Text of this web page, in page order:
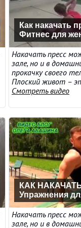
Как накачать
Фитнес для
Накачать пресс
зале, но и в
прокачку своего
Плоский живот –
Смотреть видео
КАК
Упражнения
Накачать пресс
зале, но и в